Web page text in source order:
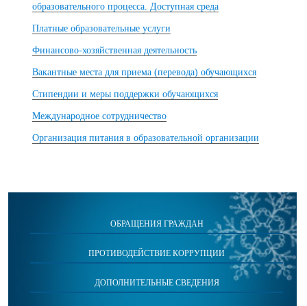
образовательного процесса. Доступная среда
Платные образовательные услуги
Финансово-хозяйственная деятельность
Вакантные места для приема (перевода) обучающихся
Стипендии и меры поддержки обучающихся
Международное сотрудничество
Организация питания в образовательной организации
ОБРАЩЕНИЯ ГРАЖДАН
ПРОТИВОДЕЙСТВИЕ КОРРУПЦИИ
ДОПОЛНИТЕЛЬНЫЕ СВЕДЕНИЯ